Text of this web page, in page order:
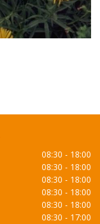
08:30 - 18:00
08:30 - 18:00
08:30 - 18:00
08:30 - 18:00
08:30 - 18:00
08:30 - 17:00